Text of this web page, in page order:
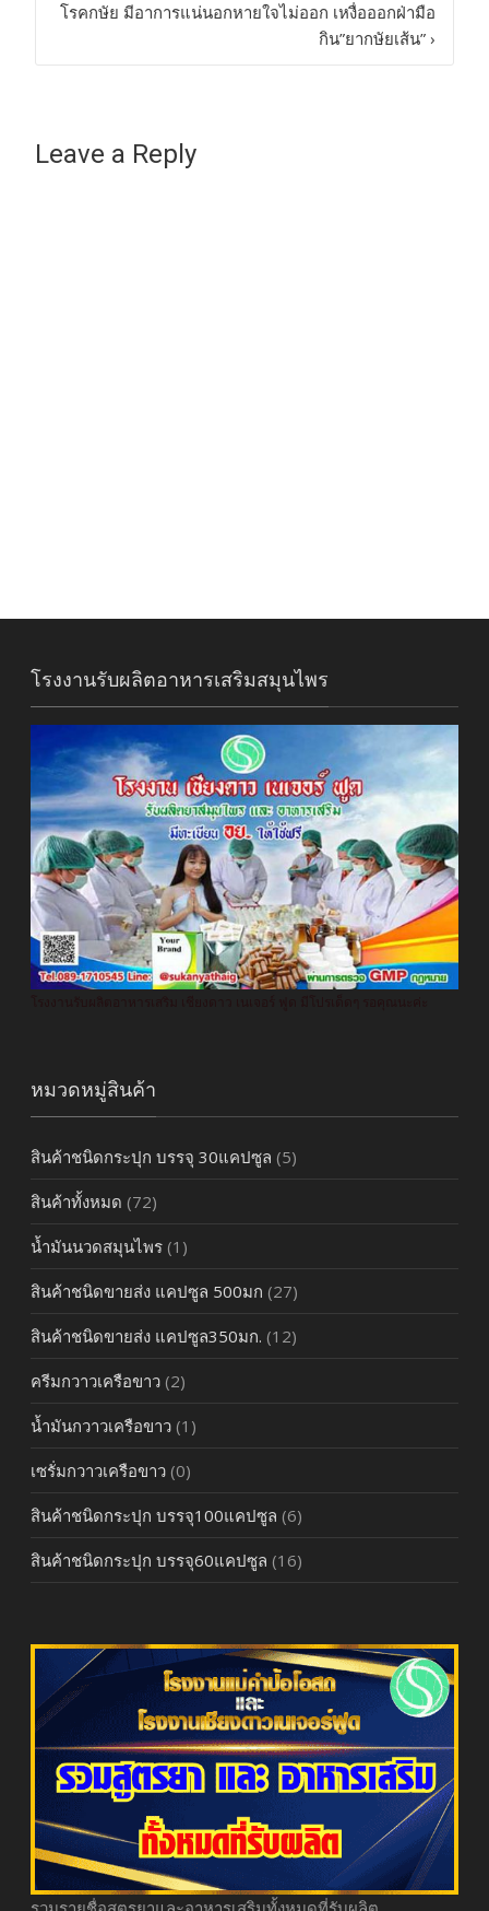
navigation
โรคกษัย มีอาการแน่นอกหายใจไม่ออก เหงื่อออกฝ่ามือ
กิน”ยากษัยเส้น” ›
Leave a Reply
โรงงานรับผลิตอาหารเสริมสมุนไพร
หมวดหมู่สินค้า
สินค้าชนิดกระปุก บรรจุ 30แคปซูล (5)
สินค้าทั้งหมด (72)
น้ำมันนวดสมุนไพร (1)
สินค้าชนิดขายส่ง แคปซูล 500มก (27)
สินค้าชนิดขายส่ง แคปซูล350มก. (12)
ครีมกวาวเครือขาว (2)
น้ำมันกวาวเครือขาว (1)
เซรั่มกวาวเครือขาว (0)
สินค้าชนิดกระปุก บรรจุ100แคปซูล (6)
สินค้าชนิดกระปุก บรรจุ60แคปซูล (16)